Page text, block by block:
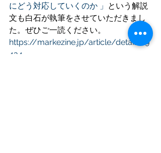
にどう対応していくのか 」 という解説
文も白石が執筆をさせていただきまし
た。ぜひご一読ください。
https://markezine.jp/article/detail/29
434